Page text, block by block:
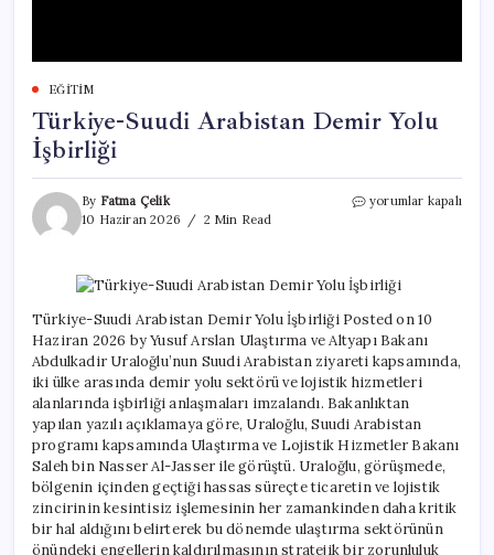
EĞITIM
Türkiye-Suudi Arabistan Demir Yolu
İşbirliği
By Fatma Çelik
10 Haziran 2026
2 Min Read
Türkiye-
İşbirliği
için
yorumlar kapalı
Türkiye-Suudi Arabistan Demir Yolu İşbirliği Posted on 10
Haziran 2026 by Yusuf Arslan Ulaştırma ve Altyapı Bakanı
Abdulkadir Uraloğlu’nun Suudi Arabistan ziyareti kapsamında,
iki ülke arasında demir yolu sektörü ve lojistik hizmetleri
alanlarında işbirliği anlaşmaları imzalandı. Bakanlıktan
yapılan yazılı açıklamaya göre, Uraloğlu, Suudi Arabistan
programı kapsamında Ulaştırma ve Lojistik Hizmetler Bakanı
Saleh bin Nasser Al-Jasser ile görüştü. Uraloğlu, görüşmede,
bölgenin içinden geçtiği hassas süreçte ticaretin ve lojistik
zincirinin kesintisiz işlemesinin her zamankinden daha kritik
bir hal aldığını belirterek bu dönemde ulaştırma sektörünün
önündeki engellerin kaldırılmasının stratejik bir zorunluluk